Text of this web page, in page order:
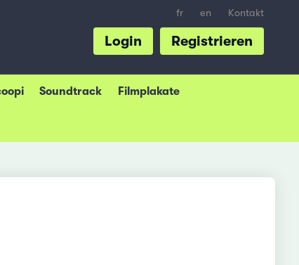
fr en Kontakt
Registrieren
Login
Soundtrack Filmplakate